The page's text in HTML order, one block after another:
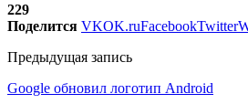
229
Поделится VKOK.ruFacebookTwitter
Предыдущая запись
Google обновил логотип Android